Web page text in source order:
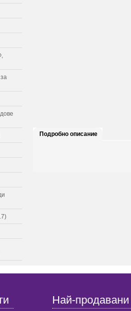
Подробно описание
Най-продавани